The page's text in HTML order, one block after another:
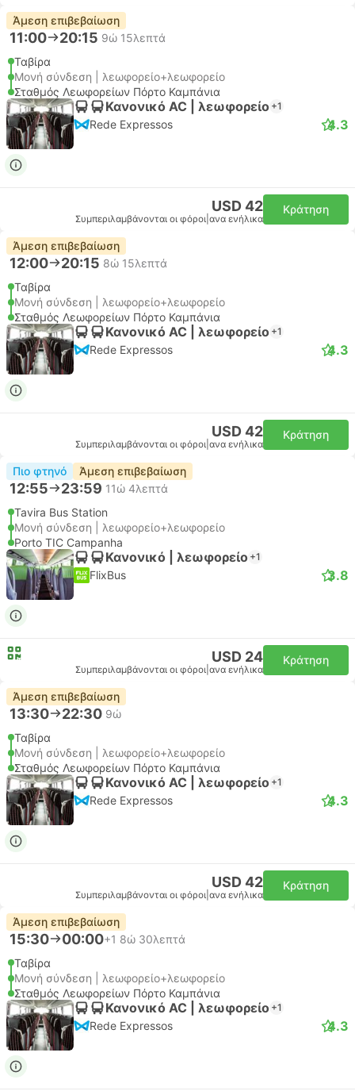
Άμεση επιβεβαίωση
11:00 20:15 9ώ 15λεπτά
Ταβίρα
Μονή σύνδεση | λεωφορείο+λεωφορείο
Σταθμός Λεωφορείων Πόρτο Καμπάνια
Κανονικό AC | λεωφορείο +1
Rede Expressos 4.3
USD 42
Συμπεριλαμβάνονται οι φόροι ανα ενήλικα
Κράτηση
Άμεση επιβεβαίωση
12:00 20:15 8ώ 15λεπτά
Ταβίρα
Μονή σύνδεση | λεωφορείο+λεωφορείο
Σταθμός Λεωφορείων Πόρτο Καμπάνια
Κανονικό AC | λεωφορείο +1
Rede Expressos 4.3
USD 42
Συμπεριλαμβάνονται οι φόροι ανα ενήλικα
Κράτηση
Πιο φτηνό Άμεση επιβεβαίωση
12:55 23:59 11ώ 4λεπτά
Tavira Bus Station
Μονή σύνδεση | λεωφορείο+λεωφορείο
Porto TIC Campanha
Κανονικό | λεωφορείο +1
FlixBus 3.8
USD 24
Συμπεριλαμβάνονται οι φόροι ανα ενήλικα
Κράτηση
Άμεση επιβεβαίωση
13:30 22:30 9ώ
Ταβίρα
Μονή σύνδεση | λεωφορείο+λεωφορείο
Σταθμός Λεωφορείων Πόρτο Καμπάνια
Κανονικό AC | λεωφορείο +1
Rede Expressos 4.3
USD 42
Συμπεριλαμβάνονται οι φόροι ανα ενήλικα
Κράτηση
Άμεση επιβεβαίωση
15:30 00:00+1 8ώ 30λεπτά
Ταβίρα
Μονή σύνδεση | λεωφορείο+λεωφορείο
Σταθμός Λεωφορείων Πόρτο Καμπάνια
Κανονικό AC | λεωφορείο +1
Rede Expressos 4.3